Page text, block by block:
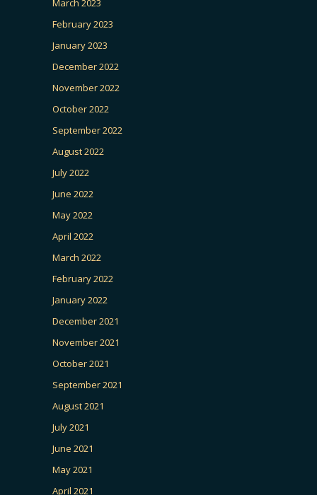
March 2023
February 2023
January 2023
December 2022
November 2022
October 2022
September 2022
August 2022
July 2022
June 2022
May 2022
April 2022
March 2022
February 2022
January 2022
December 2021
November 2021
October 2021
September 2021
August 2021
July 2021
June 2021
May 2021
April 2021